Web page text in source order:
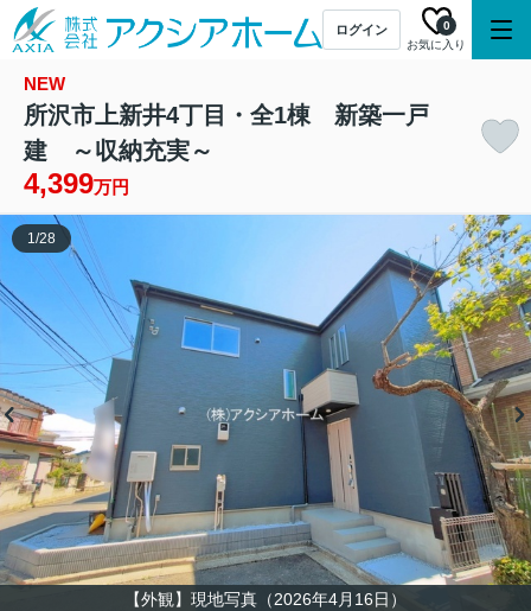
ログイン
お気に入り
0
NEW
所沢市上新井4丁目・全1棟 新築一戸
建 ～収納充実～
4,399万円
【外観】現地写真（2026年4月16日）
1/28